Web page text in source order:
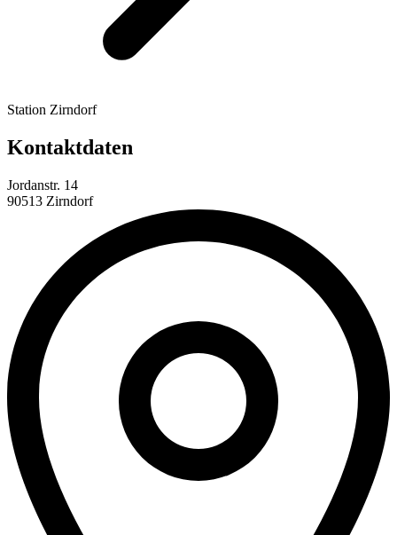
Station Zirndorf
Kontaktdaten
Jordanstr. 14
90513 Zirndorf